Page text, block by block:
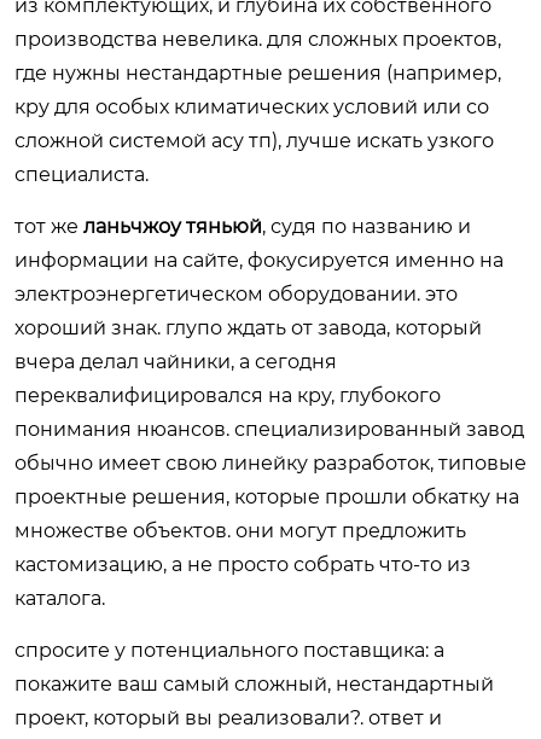
из комплектующих, и глубина их собственного
производства невелика. для сложных проектов,
где нужны нестандартные решения (например,
кру для особых климатических условий или со
сложной системой асу тп), лучше искать узкого
специалиста.
тот же ланьчжоу тяньюй, судя по названию и
информации на сайте, фокусируется именно на
электроэнергетическом оборудовании. это
хороший знак. глупо ждать от завода, который
вчера делал чайники, а сегодня
переквалифицировался на кру, глубокого
понимания нюансов. специализированный завод
обычно имеет свою линейку разработок, типовые
проектные решения, которые прошли обкатку на
множестве объектов. они могут предложить
кастомизацию, а не просто собрать что-то из
каталога.
спросите у потенциального поставщика: а
покажите ваш самый сложный, нестандартный
проект, который вы реализовали?. ответ и